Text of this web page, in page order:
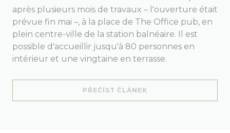
après plusieurs mois de travaux – l'ouverture était
prévue fin mai –, à la place de The Office pub, en
plein centre-ville de la station balnéaire. Il est
possible d'accueillir jusqu'à 80 personnes en
intérieur et une vingtaine en terrasse.
PŘEČÍST ČLÁNEK